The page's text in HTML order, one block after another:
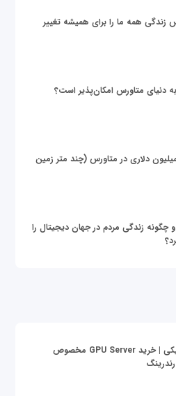
زندگی همه ما را برای همیشه تغییر
به دنیای متاورس امکان‌پذیر است؟
زمین 4.3 میلیون دلاری در متاورس (چند متر زمین
زندگی مردم در جهان دیجیتال را
قیمت سرور گرافیکی | خرید GPU Server مخصوص